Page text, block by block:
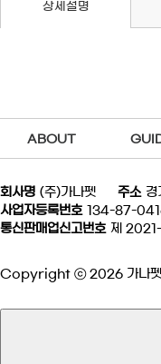
상세설명
ABOUT
회사명 (주)가나펫 주소 경
사업자등록번호
134-87-
통신판매업신고번호 제
Copyright ⓒ 2026 가나